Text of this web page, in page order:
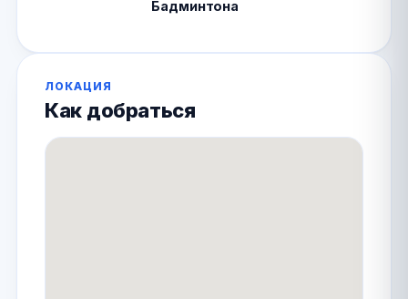
Бадминтона
ЛОКАЦИЯ
Как добраться